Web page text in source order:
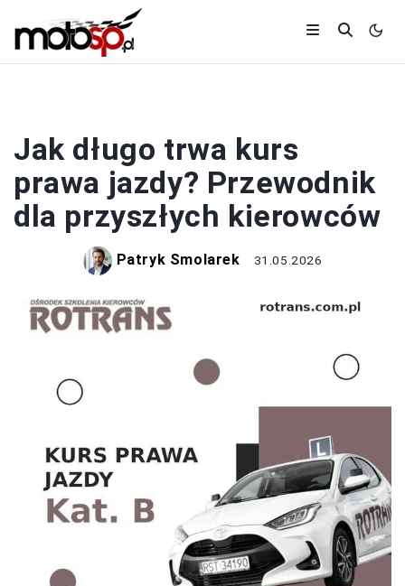
Jak długo trwa kurs
prawa jazdy? Przewodnik
dla przyszłych kierowców
Patryk Smolarek 31.05.2026